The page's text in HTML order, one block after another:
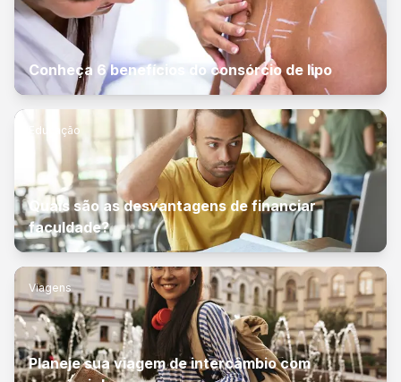
Conheça 6 benefícios do consórcio de lipo
Educação
Quais são as desvantagens de financiar
faculdade?
Viagens
Planeje sua viagem de intercâmbio com